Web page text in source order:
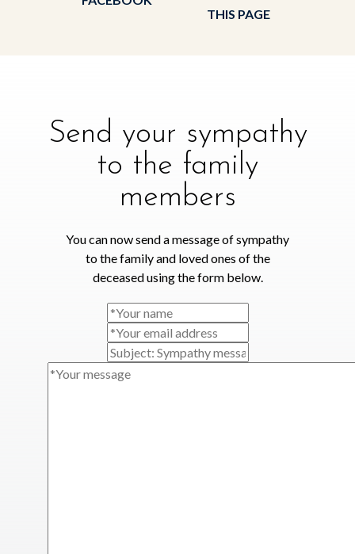
THIS PAGE
Send your sympathy
to the family
members
You can now send a message of sympathy
to the family and loved ones of the
deceased using the form below.